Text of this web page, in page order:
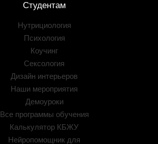
Студентам
Нутрициология
Психология
Коучинг
Сексология
Дизайн интерьеров
Наши мероприятия
Демоуроки
Все программы обучения
Калькулятор КБЖУ
Нейропомощник для